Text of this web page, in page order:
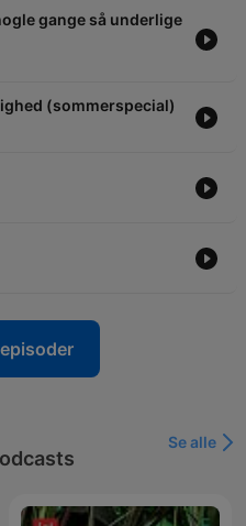
gange så underlige
(sommerspecial)
Se alle